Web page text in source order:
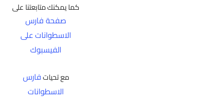
كما يمكنك متابعتنا على
صفحة فارس
الاسطوانات على
الفيسبوك
مع تحياتفارس
الاسطوانات